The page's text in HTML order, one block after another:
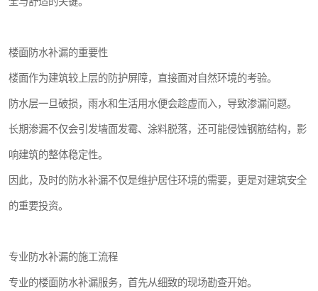
楼面防水补漏的重要性
楼面作为建筑较上层的防护屏障，直接面对自然环境的考验。
防水层一旦破损，雨水和生活用水便会趁虚而入，导致渗漏问题。
长期渗漏不仅会引发墙面发霉、涂料脱落，还可能侵蚀钢筋结构，影
响建筑的整体稳定性。
因此，及时的防水补漏不仅是维护居住环境的需要，更是对建筑安全
的重要投资。
专业防水补漏的施工流程
专业的楼面防水补漏服务，首先从细致的现场勘查开始。